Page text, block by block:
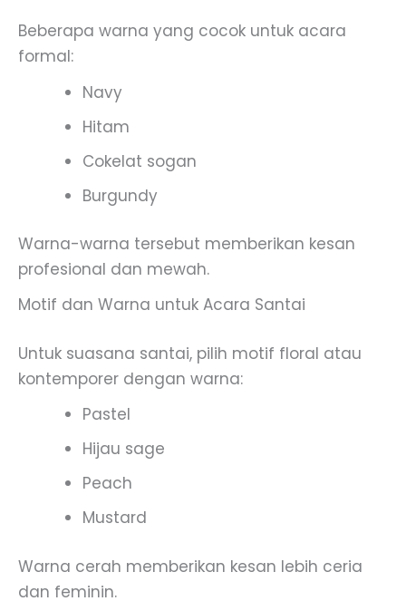
Beberapa warna yang cocok untuk acara
formal:
Navy
Hitam
Cokelat sogan
Burgundy
Warna-warna tersebut memberikan kesan
profesional dan mewah.
Motif dan Warna untuk Acara Santai
Untuk suasana santai, pilih motif floral atau
kontemporer dengan warna:
Pastel
Hijau sage
Peach
Mustard
Warna cerah memberikan kesan lebih ceria
dan feminin.